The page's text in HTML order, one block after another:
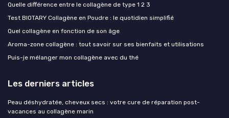
Quelle différence entre le collagène de type 1 2 3
Test BIOTARY Collagène en Poudre : le quotidien simplifié
Quel collagène en fonction de son âge
Aroma-zone collagène : tout savoir sur ses bienfaits et utilisations
Puis-je mélanger mon collagène avec du thé
Les derniers articles
Peau déshydratée, cheveux secs : votre cure de réparation post-
vacances au collagène marin